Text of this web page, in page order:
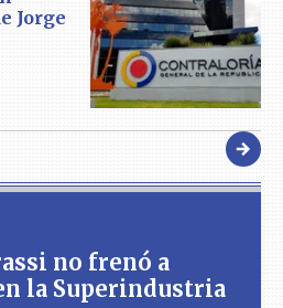
Jorge
no frenó a
la Superindustria